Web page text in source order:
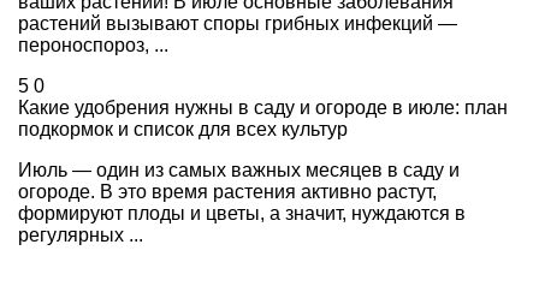
растений вызывают споры грибных инфекций —
пероноспороз, ...
5 0
Какие удобрения нужны в саду и огороде в июле: план
подкормок и список для всех культур
Июль — один из самых важных месяцев в саду и
огороде. В это время растения активно растут,
формируют плоды и цветы, а значит, нуждаются в
регулярных ...